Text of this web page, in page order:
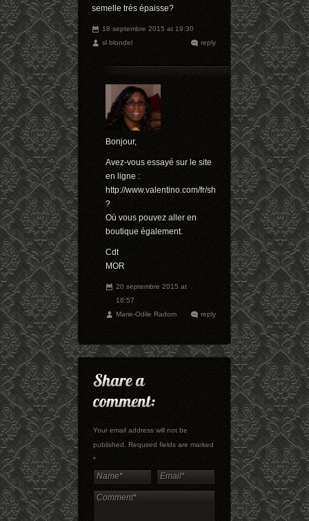
semelle très épaisse?
18 septembre 2015 at 19:30
sl blondel
reply
Bonjour,
Avez-vous essayé sur le site
en ligne :
http://www.valentino.com/fr/shop/homme/chaussures
?
Où vous pouvez aller en
boutique également.
Cdt
MOR
20 septembre 2015 at
16:57
Marie-Odile Radom
reply
Your email address will not be
published. Required fields are marked
*